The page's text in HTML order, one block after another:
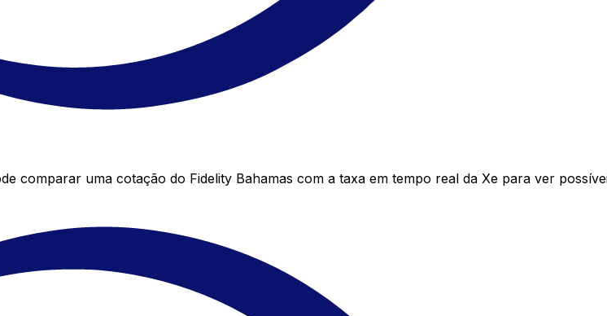
comparar uma cotação do Fidelity Bahamas com a taxa em tempo real da Xe para ver